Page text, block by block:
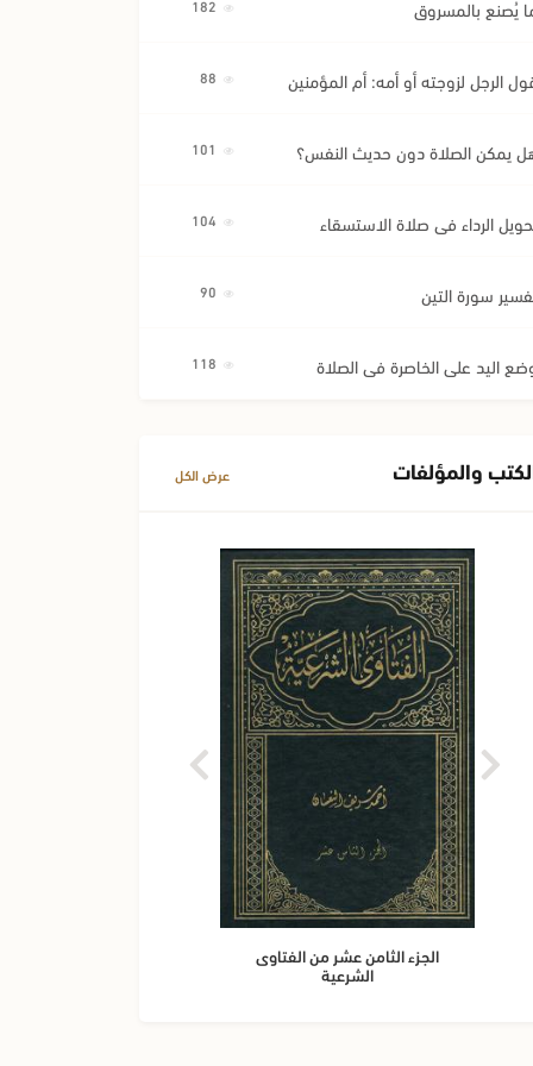
يُصنع بالمسروق
الرجل لزوجته أو أمه: أم المؤمنين
يمكن الصلاة دون حديث النفس؟
الرداء في صلاة الاستسقاء
سورة التين
اليد على الخاصرة في الصلاة
والمؤلفات عرض الكل
الجزء الثامن عشر من الفتاوى
الشرعية